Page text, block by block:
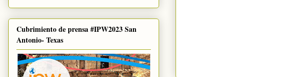
Cubrimiento de prensa #IPW2023 San
Antonio- Texas